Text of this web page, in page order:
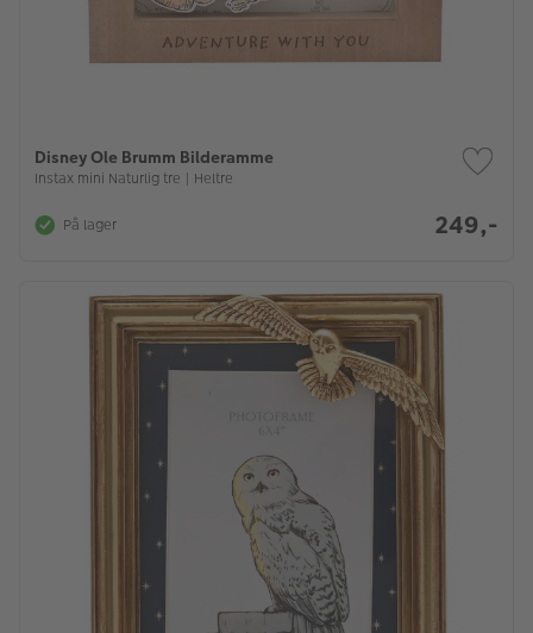
Disney Ole Brumm Bilderamme
Instax mini Naturlig tre | Heltre
På lager 249,-